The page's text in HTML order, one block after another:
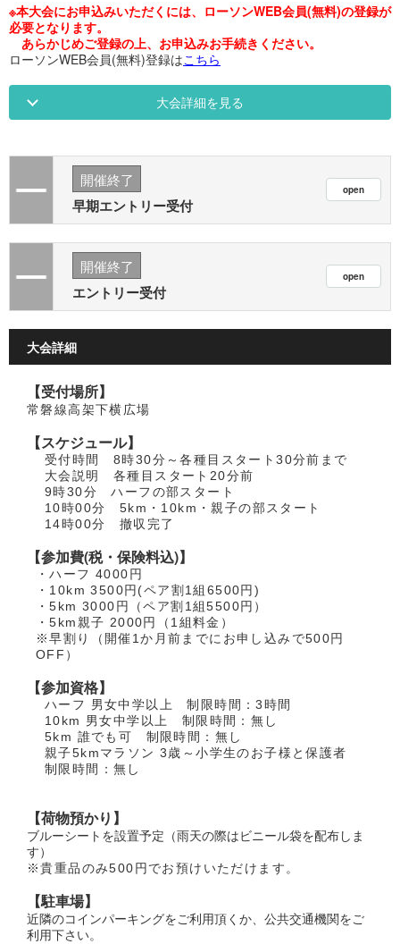
※本大会にお申込みいただくには、ローソンWEB会員(無料)の登録が
必要となります。
あらかじめご登録の上、お申込みお手続きください。
ローソンWEB会員(無料)登録はこちら
大会詳細を見る
開催終了
早期エントリー受付
開催終了
エントリー受付
大会詳細
【受付場所】
常磐線高架下横広場
【スケジュール】
受付時間 8時30分～各種目スタート30分前まで
大会説明 各種目スタート20分前
9時30分 ハーフの部スタート
10時00分 5km・10km・親子の部スタート
14時00分 撤収完了
【参加費(税・保険料込)】
・ハーフ 4000円
・10km 3500円(ペア割1組6500円)
・5km 3000円（ペア割1組5500円）
・5km親子 2000円（1組料金）
※早割り（開催1か月前までにお申し込みで500円
OFF）
【参加資格】
ハーフ 男女中学以上 制限時間：3時間
10km 男女中学以上 制限時間：無し
5km 誰でも可 制限時間：無し
親子5kmマラソン 3歳～小学生のお子様と保護者
制限時間：無し
【荷物預かり】
ブルーシートを設置予定（雨天の際はビニール袋を配布しま
す）
※貴重品のみ500円でお預けいただけます。
【駐車場】
近隣のコインパーキングをご利用頂くか、公共交通機関をご
利用下さい。